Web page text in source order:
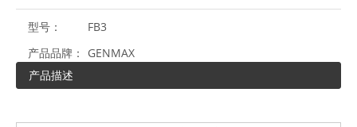
型号：
FB3
产品品牌：
GENMAX
产品描述